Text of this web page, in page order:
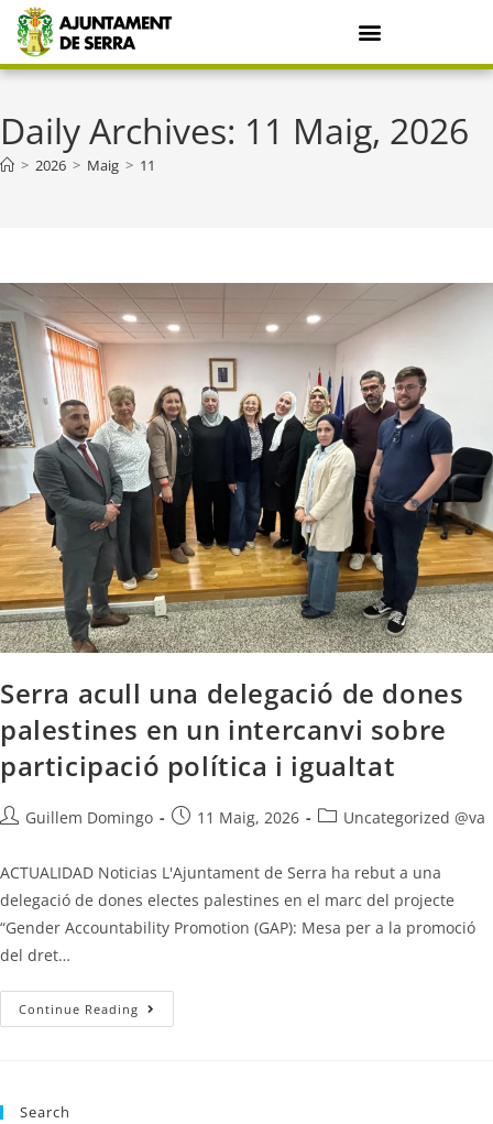
Daily Archives: 11 Maig, 2026
> 2026 > Maig > 11
Serra acull una delegació de dones
palestines en un intercanvi sobre
participació política i igualtat
Guillem Domingo 11 Maig, 2026 Uncategorized @va
ACTUALIDAD Noticias L'Ajuntament de Serra ha rebut a una
delegació de dones electes palestines en el marc del projecte
“Gender Accountability Promotion (GAP): Mesa per a la promoció
del dret…
Continue Reading
Search